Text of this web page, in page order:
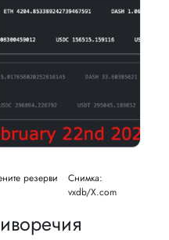
резерви
Снимка:
vxdb/X.com